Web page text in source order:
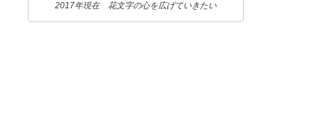
2017年現在 花文字の心を広げていきたい